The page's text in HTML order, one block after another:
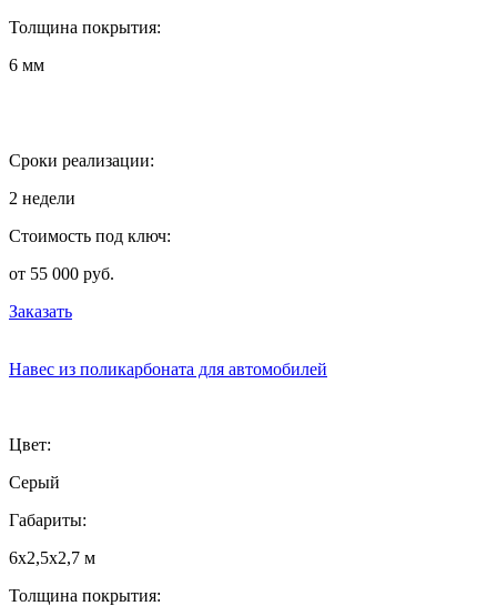
Толщина покрытия:
6 мм
Сроки реализации:
2 недели
Стоимость под ключ:
от 55 000 руб.
Заказать
Навес из поликарбоната для автомобилей
Цвет:
Серый
Габариты:
6х2,5х2,7 м
Толщина покрытия: